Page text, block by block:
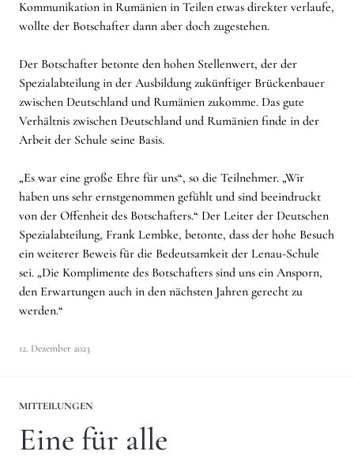
Kommunikation in Rumänien in Teilen etwas direkter verlaufe,
wollte der Botschafter dann aber doch zugestehen.
Der Botschafter betonte den hohen Stellenwert, der der
Spezialabteilung in der Ausbildung zukünftiger Brückenbauer
zwischen Deutschland und Rumänien zukomme. Das gute
Verhältnis zwischen Deutschland und Rumänien finde in der
Arbeit der Schule seine Basis.
„Es war eine große Ehre für uns“, so die Teilnehmer. „Wir
haben uns sehr ernstgenommen gefühlt und sind beeindruckt
von der Offenheit des Botschafters.“ Der Leiter der Deutschen
Spezialabteilung, Frank Lembke, betonte, dass der hohe Besuch
ein weiterer Beweis für die Bedeutsamkeit der Lenau-Schule
sei. „Die Komplimente des Botschafters sind uns ein Ansporn,
den Erwartungen auch in den nächsten Jahren gerecht zu
werden.“
12. Dezember 2023
MITTEILUNGEN
Eine für alle